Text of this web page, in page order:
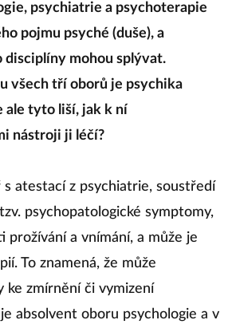
psychiatrie a psychoterapie
pojmu psyché (duše), a
mohou splývat.
všech tří oborů je psychika
ale tyto liší, jak k ní
nástroji ji léčí?
s atestací z psychiatrie, soustředí
psychopatologické symptomy,
prožívání a vnímání, a může je
To znamená, že může
ke zmírnění či vymizení
absolvent oboru psychologie a v